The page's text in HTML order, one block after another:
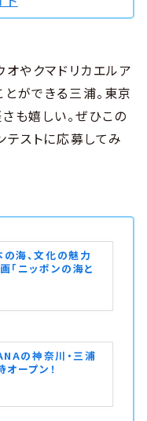
オやクマドリカエルア
ができる三浦。東京
も嬉しい。ぜひこの
テストに応募してみ
海、文化の魅力
「ニッポンの海と
の神奈川・三浦
ープン！